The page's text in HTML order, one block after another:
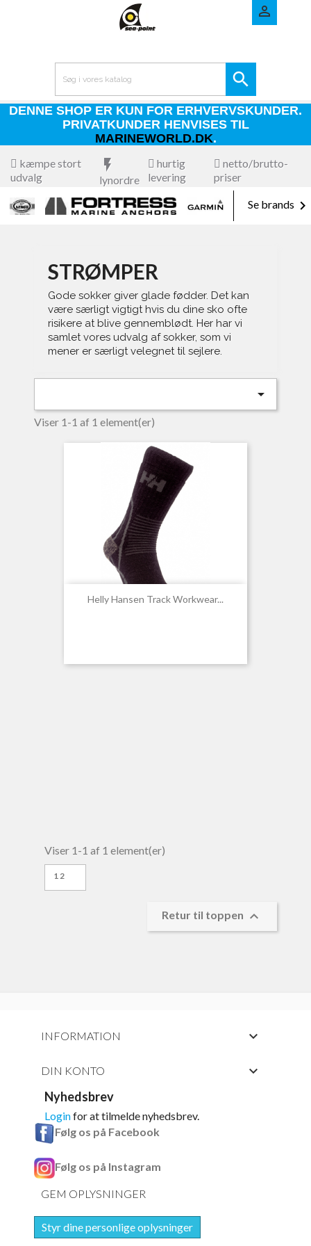


DENNE SHOP ER KUN FOR ERHVERVSKUNDER.
PRIVATKUNDER HENVISES TIL
MARINEWORLD.DK.
kæmpe stort
udvalg
flash_on
lynordre
hurtig
levering
netto/brutto-
priser
Se brands 
STRØMPER
Gode sokker giver glade fødder. Det kan
være særligt vigtigt hvis du dine sko ofte
risikere at blive gennemblødt. Her har vi
samlet vores udvalg af sokker, som vi
mener er særligt velegnet til sejlere.

Viser 1-1 af 1 element(er)
Helly Hansen Track Workwear...
Viser 1-1 af 1 element(er)
12
Retur til toppen 
INFORMATION 
DIN KONTO 
Nyhedsbrev
Loginfor at tilmelde nyhedsbrev.
Følg os på Facebook
Følg os på Instagram
GEM OPLYSNINGER
Styr dine personlige oplysninger